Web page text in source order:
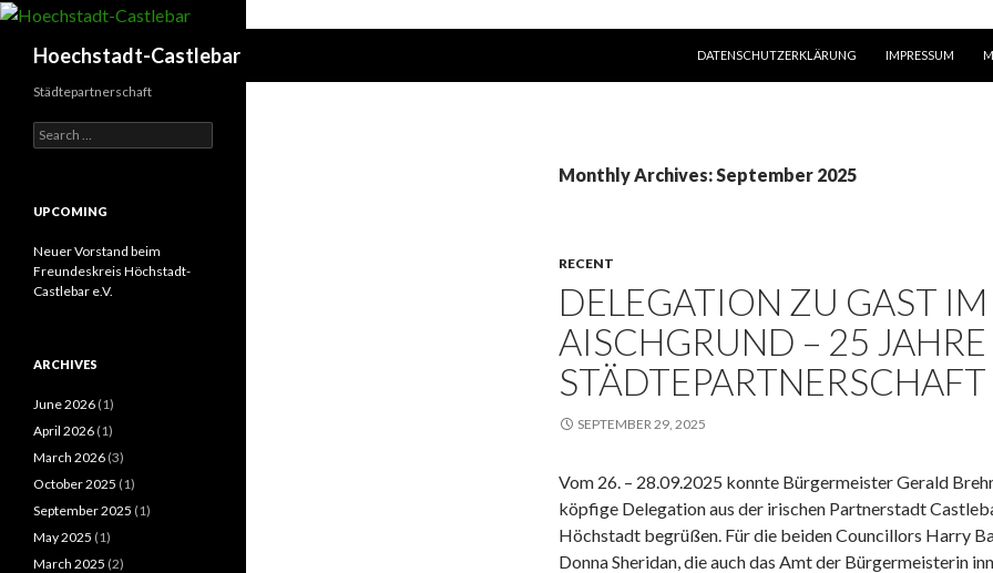
Hoechstadt-Castlebar
DATENSCHUTZERKLÄRUNG
IMPRESSUM
Monthly Archives: September 2025
RECENT
DELEGATION ZU GAST IM
AISCHGRUND – 25 JAHRE
STÄDTEPARTNERSCHAFT
SEPTEMBER 29, 2025
Vom 26. – 28.09.2025 konnte Bürgermeister Gerald
köpfige Delegation aus der irischen Partnerstadt
Höchstadt begrüßen. Für die beiden Councillors Harry
Donna Sheridan, die auch das Amt der Bürgermeisterin
Städtepartnerschaft
Search
for:
UPCOMING
Neuer Vorstand beim
Freundeskreis Höchstadt-
Castlebar e.V.
ARCHIVES
June 2026 (1)
April 2026 (1)
March 2026 (3)
October 2025 (1)
September 2025 (1)
May 2025 (1)
March 2025 (2)